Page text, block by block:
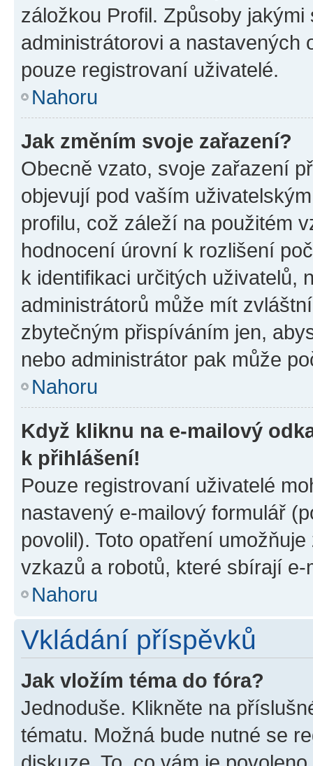
záložkou Profil. Způsoby
administrátorovi a nastavených
pouze registrovaní uživatelé.
Nahoru
Jak změním svoje zařazení?
Obecně vzato, svoje zařazení
objevují pod vaším
profilu, což záleží na použitém
hodnocení úrovní k rozlišení
k identifikaci určitých uživatelů,
administrátorů může mít
zbytečným přispíváním jen,
nebo administrátor pak může
Nahoru
Když kliknu na e-mailový
k přihlášení!
Pouze registrovaní uživatelé
nastavený e-mailový formulář
povolil). Toto opatření
vzkazů a robotů, které sbírají e-
Nahoru
Vkládání příspěvků
Jak vložím téma do fóra?
Jednoduše. Klikněte na
tématu. Možná bude nutné se